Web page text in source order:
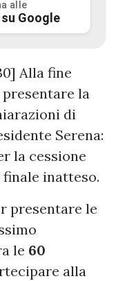
alle
Google
Alla fine
la
di
Serena:
la cessione
inatteso.
presentare le
le 60
alla